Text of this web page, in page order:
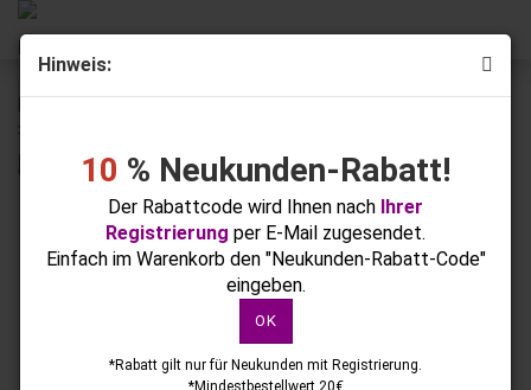
Hinweis:
10 % Neukunden-Rabatt!
Der Rabattcode wird Ihnen nach Ihrer
Registrierung per E-Mail zugesendet.
Einfach im Warenkorb den "Neukunden-Rabatt-Code"
eingeben.
OK
*Rabatt gilt nur für Neukunden mit Registrierung.
*Mindestbestellwert 20€
« Erster « zurück weiter »
Letzter »
378
Colour FG-182 Chicory Coffee 5g